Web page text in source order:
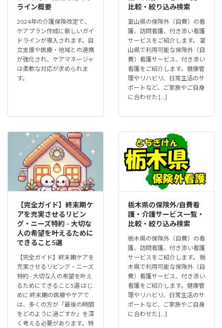
ライン概要
2024年の介護保険改定で、
ケアプラン作成に新しいガイ
ドラインが導入されます。自
立支援や医療・地域との連携
が強化され、ケアマネージャ
は柔軟な対応が求められま
す。
比較・絞り込み検索
富山県の保険外（自費）の看
護、訪問看護、付き添い看護
サービスをご紹介します。 富
山県で利用可能な保険外（自
費）看護サービス、付き添い
看護をご紹介します。健康管
理やリハビリ、日常生活のサ
ポートなど、ご家族やご自身
に合わせた […]
【完全ガイド】終末期ケ
アを充実させるリビン
グ・ニーズ特約 - 大切な
人の希望を叶えるために
できること5選
【完全ガイド】終末期ケアを
充実させるリビング・ニーズ
特約 - 大切な人の希望を叶え
るためにできること5選 はじ
めに 終末期の医療やケアで
は、多くの方が「最後の時間
をどのように過ごすか」を深
く考える必要があります。特
栃木県の保険外/自費看
護・介護サービス一覧・
比較・絞り込み検索
栃木県の保険外（自費）の看
護、訪問看護、付き添い看護
サービスをご紹介します。 栃
木県で利用可能な保険外（自
費）看護サービス、付き添い
看護をご紹介します。健康管
理やリハビリ、日常生活のサ
ポートなど、ご家族やご自身
に合わせた […]